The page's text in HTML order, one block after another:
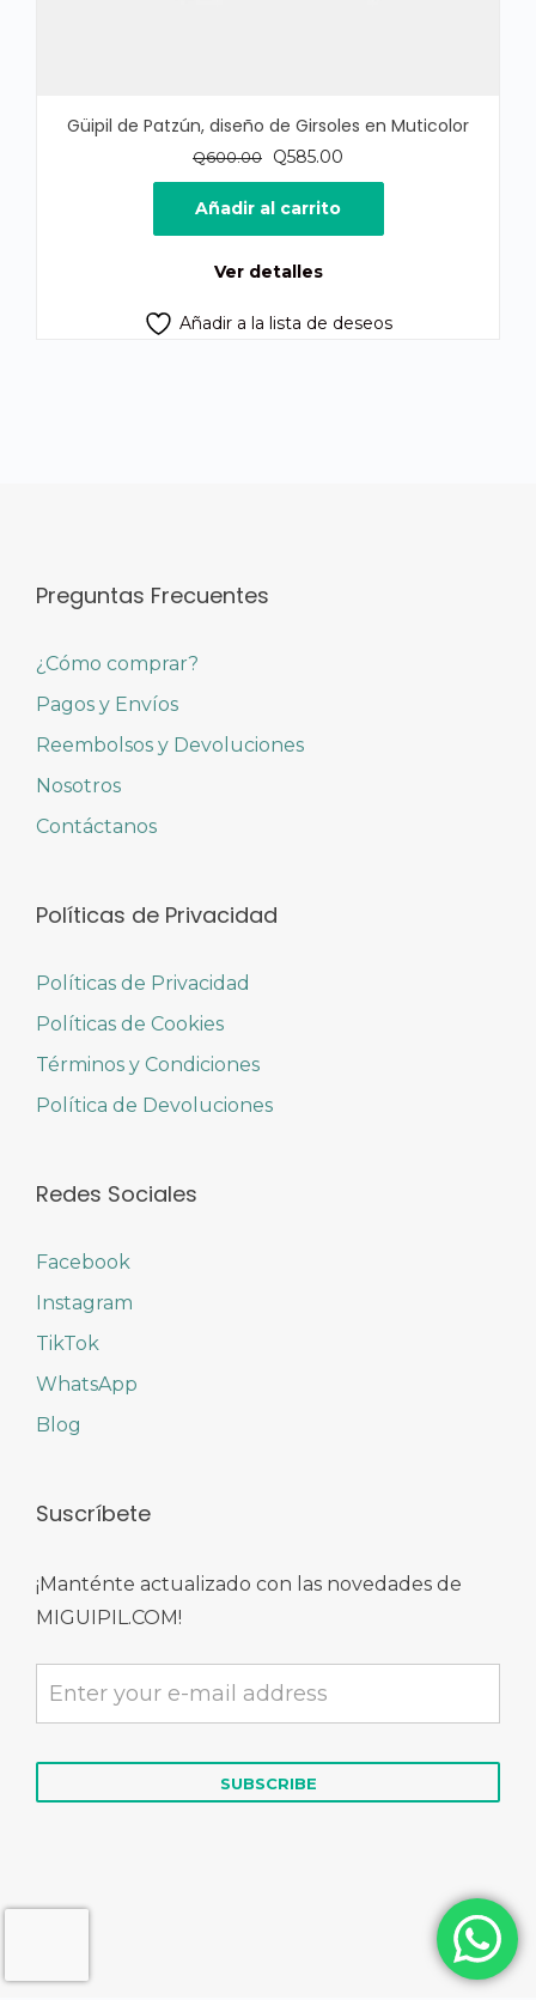
Güipil de Patzún, diseño de Girsoles en Muticolor
Q600.00
El
precio
original
era:
Q585.00
precio
es:
Añadir al carrito
Ver detalles
Añadir a la lista de deseos
Preguntas Frecuentes
¿Cómo comprar?
Pagos y Envíos
Reembolsos y Devoluciones
Nosotros
Contáctanos
Políticas de Privacidad
Políticas de Privacidad
Políticas de Cookies
Términos y Condiciones
Política de Devoluciones
Redes Sociales
Facebook
Instagram
TikTok
WhatsApp
Blog
Suscríbete
¡Manténte actualizado con las novedades de
MIGUIPIL.COM!